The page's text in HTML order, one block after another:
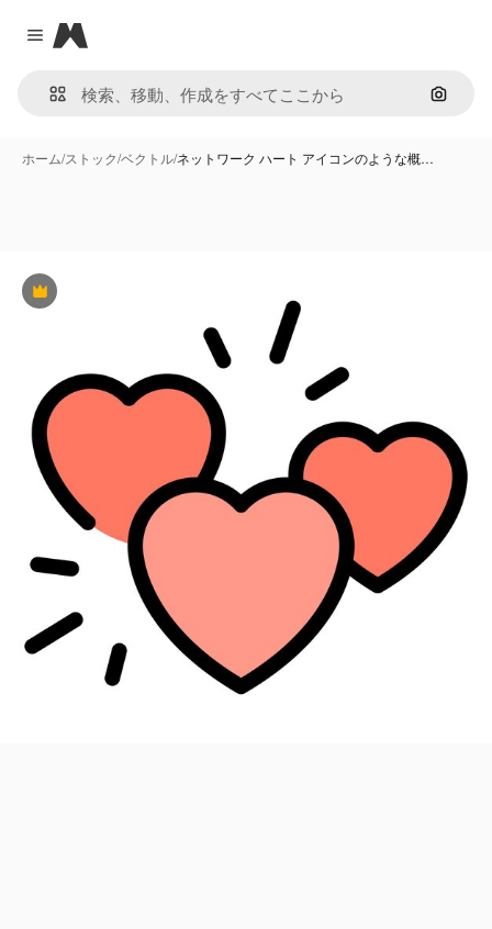
Close menu
Magnific
画像で
ホーム/ストック/ベクトル/ネットワーク ハート アイコンのような概…
Premium